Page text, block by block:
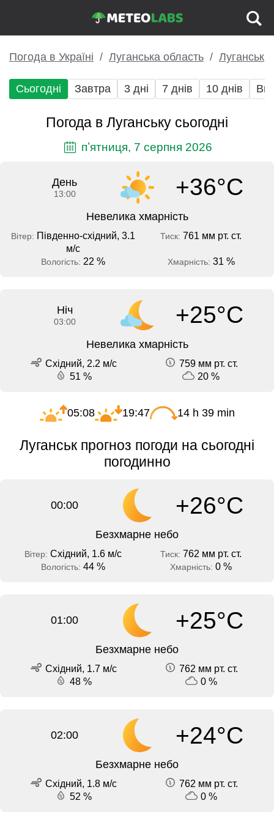
Погода в Україні Луганська область Луганськ
Сьогодні Завтра 3 дні 7 днів 10 днів
Погода в Луганську сьогодні
пʼятниця, 7 серпня 2026
День
13:00 +36°C
Невелика хмарність
Вітер: Південно-східний, 3.1
м/с
Тиск: 761 мм рт. ст.
Вологість: 22 % Хмарність: 31 %
Ніч
03:00 +25°C
Невелика хмарність
Східний, 2.2 м/с
759 мм рт. ст.
51 %
20 %
05:08 19:47 14 h 39 min
Луганськ прогноз погоди на сьогодні
погодинно
00:00 +26°C
Безхмарне небо
Вітер: Східний, 1.6 м/с Тиск: 762 мм рт. ст.
Вологість: 44 % Хмарність: 0 %
01:00 +25°C
Безхмарне небо
Східний, 1.7 м/с
762 мм рт. ст.
48 %
0 %
02:00 +24°C
Безхмарне небо
Східний, 1.8 м/с
762 мм рт. ст.
52 %
0 %